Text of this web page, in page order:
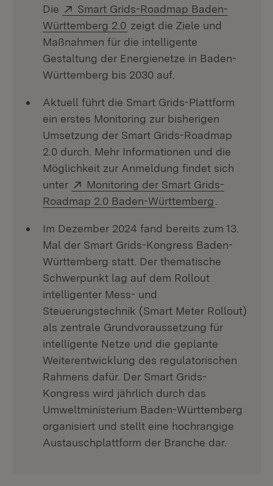
Die
Extern:
Smart Grids-Roadmap Baden-
Württemberg 2.0 zeigt die Ziele und
Maßnahmen für die intelligente
Gestaltung der Energienetze in Baden-
Württemberg bis 2030 auf.
Aktuell führt die Smart Grids-Plattform
ein erstes Monitoring zur bisherigen
Umsetzung der Smart Grids-Roadmap
2.0 durch. Mehr Informationen und die
Möglichkeit zur Anmeldung findet sich
unter
Extern:
Monitoring der Smart Grids-
Roadmap 2.0 Baden-Württemberg
Im Dezember 2024 fand bereits zum 13.
Mal der Smart Grids-Kongress Baden-
Württemberg statt. Der thematische
Schwerpunkt lag auf dem Rollout
intelligenter Mess- und
Steuerungstechnik (Smart Meter Rollout)
als zentrale Grundvoraussetzung für
intelligente Netze und die geplante
Weiterentwicklung des regulatorischen
Rahmens dafür. Der Smart Grids-
Kongress wird jährlich durch das
Umweltministerium Baden-Württemberg
organisiert und stellt eine hochrangige
Austauschplattform der Branche dar.